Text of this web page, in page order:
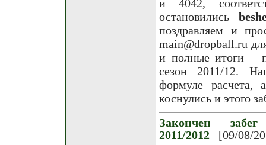
и 4042,
остановились
поздравляем и
main@dropball.ru
и полные итоги –
сезон 2011/12.
формуле расчета,
коснулись и этого
Закончен
2011/2012
[09/08/